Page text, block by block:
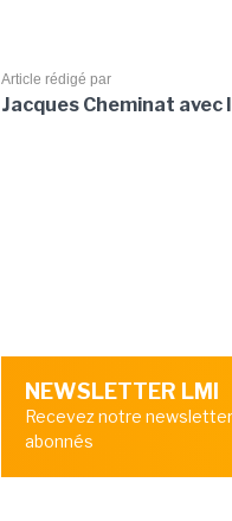
Article rédigé par
Jacques Cheminat avec
NEWSLETTER LMI
Recevez notre
abonnés